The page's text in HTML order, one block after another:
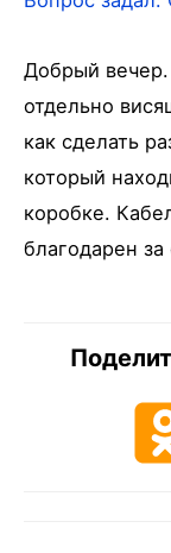
Добрый вечер.
отдельно
как сделать
который
коробке.
благодарен за